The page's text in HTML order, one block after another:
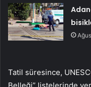
Tatil süresince,